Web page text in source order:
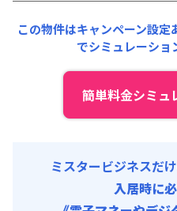
初期費用
事務手数料 : 7,000円/回 (税抜)
寝具セット : 6,000円/回 (税抜)
この物件はキャンペーン設定
でシミュレーショ
簡単料金シミュ
ミスタービジネスだ
入居時に